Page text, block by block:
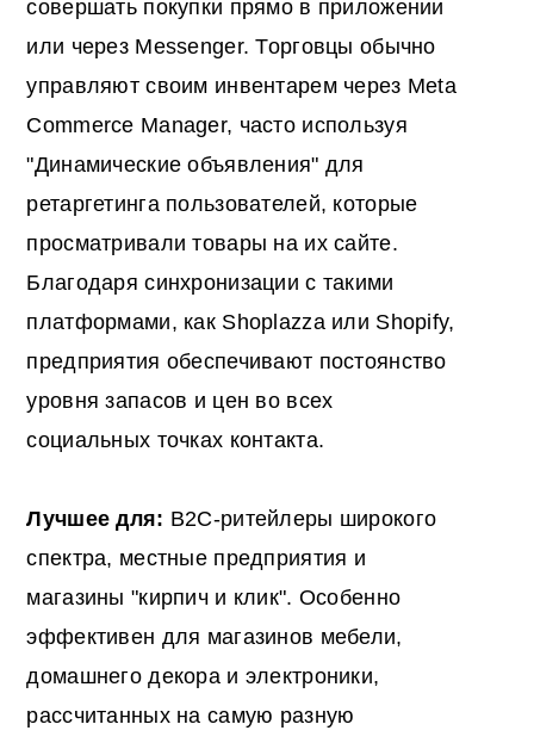
совершать покупки прямо в приложении
или через Messenger. Торговцы обычно
управляют своим инвентарем через Meta
Commerce Manager, часто используя
"Динамические объявления" для
ретаргетинга пользователей, которые
просматривали товары на их сайте.
Благодаря синхронизации с такими
платформами, как Shoplazza или Shopify,
предприятия обеспечивают постоянство
уровня запасов и цен во всех
социальных точках контакта.
Лучшее для: B2C-ритейлеры широкого
спектра, местные предприятия и
магазины "кирпич и клик". Особенно
эффективен для магазинов мебели,
домашнего декора и электроники,
рассчитанных на самую разную